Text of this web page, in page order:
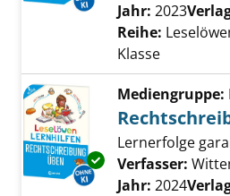
Jahr: 2023
Reihe:
Klasse
Exemplar-Details
Mediengruppe:
Lernerfolge
Verfasser:
Jahr: 2024